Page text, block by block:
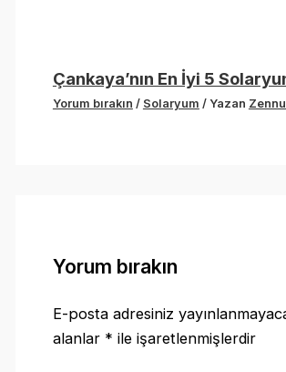
Çankaya’nın En İyi 5
Yorum bırakın / Solaryum / Yazan
Yorum bırakın
E-posta adresiniz
alanlar * ile işaretlenmişlerdir